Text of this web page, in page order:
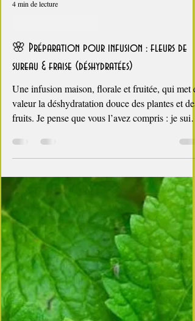
🌸 Préparation pour infusion : fleurs de
Une infusion maison, florale et fruitée, qui met
valeur la déshydratation douce des plantes et des
fruits. Je pense que vous l’avez compris : je suis
une inconditionnelle de la fleur de sureau.
Chaque printemps, ses ombelles parfumées
transforment les haies du Gers en véritables
nuages blancs. Je vous présente d’ailleurs ICI
mon article complet sur cet arbuste généreux et
ses propriétés. L’autre jour, au rayon thés, je